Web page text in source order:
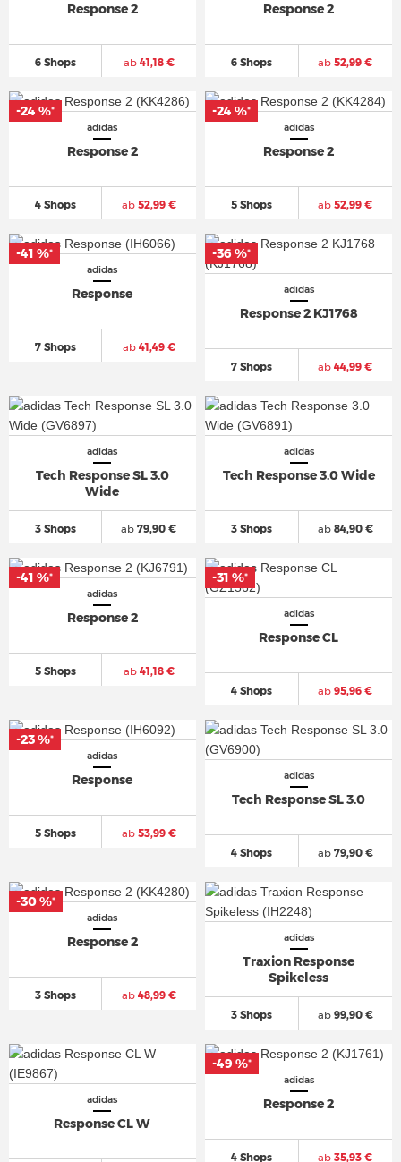
Response 2
6 Shops ab41,18 €
Response 2
6 Shops ab 52,99 €
adidas
Response 2
4 Shops ab52,99 €
-24 %*
adidas
Response 2
5 Shops ab 52,99 €
-24 %*
adidas
Response
7 Shops ab41,49 €
-41 %*
adidas
Response 2 KJ1768
7 Shops ab 44,99 €
-36 %*
adidas
Tech Response SL 3.0
Wide
3 Shops ab 79,90 €
adidas
Tech Response 3.0 Wide
3 Shops ab84,90 €
adidas
Response 2
5 Shops ab41,18 €
-41 %*
adidas
Response CL
4 Shops ab 95,96 €
-31 %*
adidas
Response
5 Shops ab53,99 €
-23 %*
adidas
Tech Response SL 3.0
4 Shops ab79,90 €
adidas
Response 2
3 Shops ab48,99 €
-30 %*
adidas
Traxion Response
Spikeless
3 Shops ab99,90 €
adidas
Response CL W
adidas
Response 2
4 Shops ab 35,93 €
-49 %*